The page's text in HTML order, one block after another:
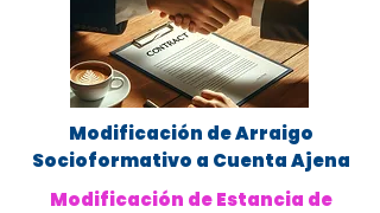
Modificación de Arraigo
Socioformativo a Cuenta Ajena
Modificación de Estancia de